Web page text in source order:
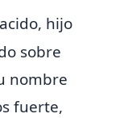
hijo
sobre
nombre
fuerte,